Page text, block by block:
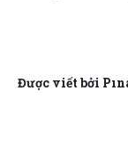
Được viết bởi